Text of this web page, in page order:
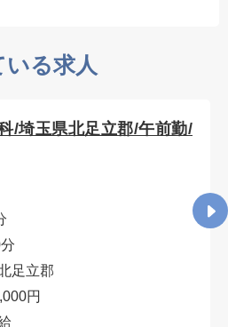
いる求人
/埼玉県北足立郡/午前勤/
足立郡
円